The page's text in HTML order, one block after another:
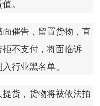
。
催告，留置货物，直
不支付，将面临诉
行业黑名单。
货，货物将被依法拍